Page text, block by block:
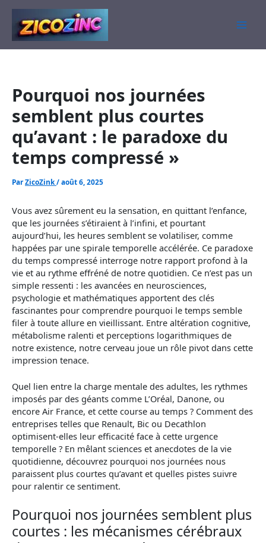
contenu
Pourquoi nos journées
semblent plus courtes
qu’avant : le paradoxe du
temps compressé »
ParZicoZink/août 6, 2025
Vous avez sûrement eu la sensation, en quittant l’enfance,
que les journées s’étiraient à l’infini, et pourtant
aujourd’hui, les heures semblent se volatiliser, comme
happées par une spirale temporelle accélérée. Ce paradoxe
du temps compressé interroge notre rapport profond à la
vie et au rythme effréné de notre quotidien. Ce n’est pas un
simple ressenti : les avancées en neurosciences,
psychologie et mathématiques apportent des clés
fascinantes pour comprendre pourquoi le temps semble
filer à toute allure en vieillissant. Entre altération cognitive,
métabolisme ralenti et perceptions logarithmiques de
notre existence, notre cerveau joue un rôle pivot dans cette
impression tenace.
Quel lien entre la charge mentale des adultes, les rythmes
imposés par des géants comme L’Oréal, Danone, ou
encore Air France, et cette course au temps ? Comment des
entreprises telles que Renault, Bic ou Decathlon
optimisent-elles leur efficacité face à cette urgence
temporelle ? En mêlant sciences et anecdotes de la vie
quotidienne, découvrez pourquoi nos journées nous
paraissent plus courtes qu’avant et quelles pistes suivre
pour ralentir ce sentiment.
Pourquoi nos journées semblent plus
courtes : les mécanismes cérébraux